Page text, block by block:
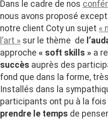
Dans le cadre de nos
nous avons proposé
notre client Coty un sujet «
l’art » sur le thème de
approche « soft skills » a
succès auprès des
fond que dans la forme, très
Installés dans la
participants ont pu à la fois
prendre le temps de